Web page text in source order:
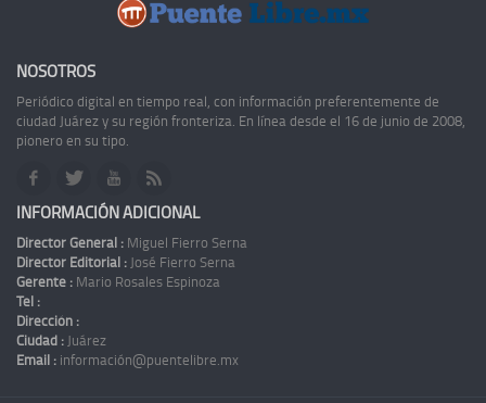
NOSOTROS
Periódico digital en tiempo real, con información preferentemente de
ciudad Juárez y su región fronteriza. En línea desde el 16 de junio de 2008,
pionero en su tipo.
INFORMACIÓN ADICIONAL
Director General : Miguel Fierro Serna
Director Editorial : José Fierro Serna
Gerente : Mario Rosales Espinoza
Tel :
Dirección :
Ciudad : Juárez
Email : información@puentelibre.mx